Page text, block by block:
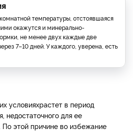
температуры, отстоявшаяся
окажутся и минерально-
не менее двух каждые две
7–10 дней. У каждого, уверена, есть
условияхрастет в период
недостаточного для ее
По этой причине во избежание